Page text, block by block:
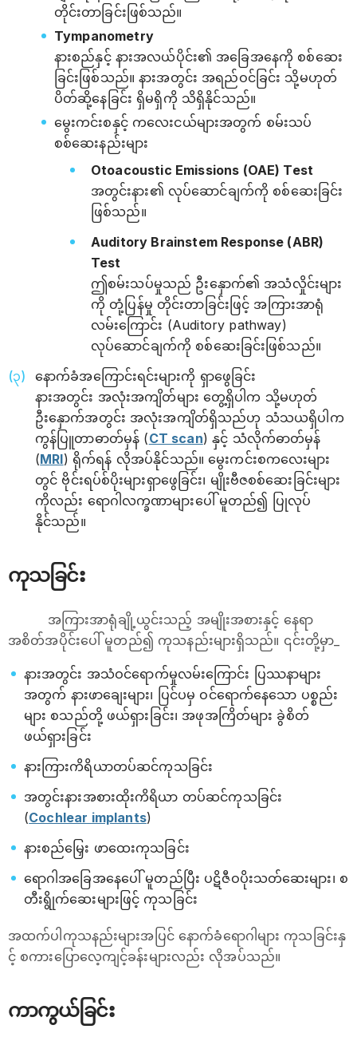
တိုင်းတာခြင်းဖြစ်သည်။
Tympanometry
နားစည်နှင့် နားအလယ်ပိုင်း၏ အခြေအနေကို စစ်ဆေး
ခြင်းဖြစ်သည်။ နားအတွင်း အရည်ဝင်ခြင်း သို့မဟုတ်
ပိတ်ဆို့နေခြင်း ရှိမရှိကို သိရှိနိုင်သည်။
မွေးကင်းစနှင့် ကလေးငယ်များအတွက် စမ်းသပ်
စစ်ဆေးနည်းများ
Otoacoustic Emissions (OAE) Test
အတွင်းနား၏ လုပ်ဆောင်ချက်ကို စစ်ဆေးခြင်း
ဖြစ်သည်။
Auditory Brainstem Response (ABR)
Test
ဤစမ်းသပ်မှုသည် ဦးနှောက်၏ အသံလှိုင်းများ
ကို တုံ့ပြန်မှု တိုင်းတာခြင်းဖြင့် အကြားအာရုံ
လမ်းကြောင်း (Auditory pathway)
လုပ်ဆောင်ချက်ကို စစ်ဆေးခြင်းဖြစ်သည်။
နောက်ခံအကြောင်းရင်းများကို ရှာဖွေခြင်း
နားအတွင်း အလုံးအကျိတ်များ တွေ့ရှိပါက သို့မဟုတ်
ဦးနှောက်အတွင်း အလုံးအကျိတ်ရှိသည်ဟု သံသယရှိပါက
ကွန်ပြူတာဓာတ်မှန် (CT scan) နှင့် သံလိုက်ဓာတ်မှန်
(MRI) ရိုက်ရန် လိုအပ်နိုင်သည်။ မွေးကင်းစကလေးများ
တွင် ဗိုင်းရပ်စ်ပိုးများရှာဖွေခြင်း၊ မျိုးဗီဇစစ်ဆေးခြင်းများ
ကိုလည်း ရောဂါလက္ခဏာများပေါ် မူတည်၍ ပြုလုပ်
နိုင်သည်။
ကုသခြင်း
အကြားအာရုံချို့ယွင်းသည့် အမျိုးအစားနှင့် နေရာ
အစိတ်အပိုင်းပေါ် မူတည်၍ ကုသနည်းများရှိသည်။ ၎င်းတို့မှာ_
နားအတွင်း အသံဝင်ရောက်မှုလမ်းကြောင်း ပြဿနာများ
အတွက် နားဖာချေးများ၊ ပြင်ပမှ ဝင်ရောက်နေသော ပစ္စည်း
များ စသည်တို့ ဖယ်ရှားခြင်း၊ အဖုအကြိတ်များ ခွဲစိတ်
ဖယ်ရှားခြင်း
နားကြားကိရိယာတပ်ဆင်ကုသခြင်း
အတွင်းနားအစားထိုးကိရိယာ တပ်ဆင်ကုသခြင်း
(Cochlear implants)
နားစည်မြှေး ဖာထေးကုသခြင်း
ရောဂါအခြေအနေပေါ် မူတည်ပြီး ပဋိဇီဝပိုးသတ်ဆေးများ၊ စ
တီးရွိုက်ဆေးများဖြင့် ကုသခြင်း
အထက်ပါကုသနည်းများအပြင် နောက်ခံရောဂါများ ကုသခြင်းနှ
င့် စကားပြောလေ့ကျင့်ခန်းများလည်း လိုအပ်သည်။
ကာကွယ်ခြင်း